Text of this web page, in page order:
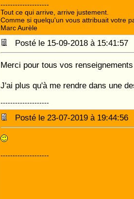
--------------------
Tout ce qui arrive, arrive justement.
Comme si quelqu'un vous attribuait votre
Marc Aurèle
Posté le 15-09-2018 à
Merci pour tous vos
J'ai plus qu'à me rendre dans une
--------------------
Posté le 23-07-2019 à
--------------------